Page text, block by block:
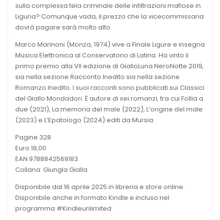
sulla complessa tela criminale delle infiltrazioni mafiose in
Liguria? Comunque vada, il prezzo che la vicecommissaria
dovrà pagare sarà molto alto.
Marco Marinoni (Monza, 1974) vive a Finale Ligure e insegna
Musica Elettronica al Conservatorio di Latina. Ha vinto il
primo premio alla VII edizione di GialloLuna NeroNotte 2019,
sia nella sezione Racconto Inedito sia nella sezione
Romanzo Inedito. I suoi racconti sono pubblicati sui Classici
del Giallo Mondadori. È autore di sei romanzi, tra cui Follia a
due (2021), La memoria del male (2022), L’origine del male
(2023) e L’Epatologo (2024) editi da Mursia.
Pagine 328
Euro 18,00
EAN 9788842569183
Collana: Giungla Gialla
Disponibile dal 16 aprile 2025 in libreria e store online.
Disponibile anche in formato Kindle e incluso nel
programma #Kindleunlimited